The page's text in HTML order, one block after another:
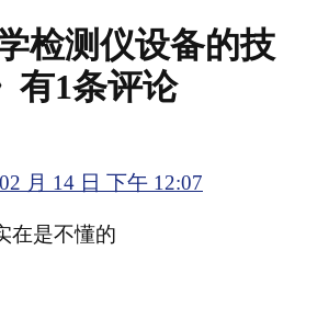
学检测仪设备的技
有1条评论
月 14 日 下午 12:07
在是不懂的